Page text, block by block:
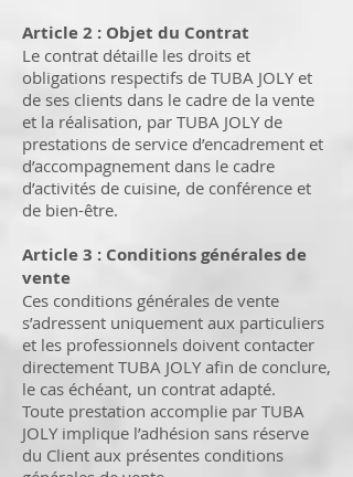
Article 2 : Objet du Contrat
Le contrat détaille les droits et
obligations respectifs de TUBA JOLY et
de ses clients dans le cadre de la vente
et la réalisation, par TUBA JOLY de
prestations de service d’encadrement et
d’accompagnement dans le cadre
d’activités de cuisine, de conférence et
de bien-être.
Article 3 : Conditions générales de
vente
Ces conditions générales de vente
s’adressent uniquement aux particuliers
et les professionnels doivent contacter
directement TUBA JOLY afin de conclure,
le cas échéant, un contrat adapté.
Toute prestation accomplie par TUBA
JOLY implique l’adhésion sans réserve
du Client aux présentes conditions